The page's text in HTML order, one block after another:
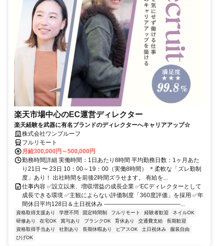
楽天市場中心のEC運営ディレクター
楽天経験を武器に有名ブランドのディレクターへキャリアアップ☆
株式会社ワンプルーフ
フルリモート
月給300,000円～500,000円
勤務時間詳細 実働時間：1日あたり8時間 平均勤務日数：1ヶ月あた
り21日 〜 23日 10：00～19：00（実働8時間） ＊柔軟な「ズレ勤制
度」あり！ 出社時間を前後2時間ズラせます。 有給を...
仕事内容 ✅設立以来、増収増益の成長企業 ✅ECディレクターとして
成長できる環境 ✅主観によらない評価制度「360度評価」を採用 ✅年
間休日平均128日＆土日祝休み ―――――――――――――...
資格取得支援あり 学歴不問 固定時間制 フルリモート 経験者歓迎
ネイルOK
研修あり
在宅OK 賞与あり ブランクOK 育休あり 交通費支給
長期歓迎
資格取得手当あり
社割あり 長期休暇あり ピアスOK 土日祝休み
服装自由
ひげOK